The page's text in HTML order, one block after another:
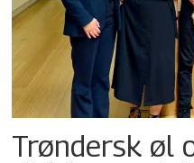
Trøndersk øl